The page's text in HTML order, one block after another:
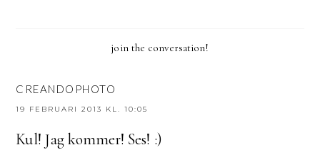
join the conversation!
CREANDOPHOTO
19 FEBRUARI 2013 KL. 10:05
Kul! Jag kommer! Ses! :)